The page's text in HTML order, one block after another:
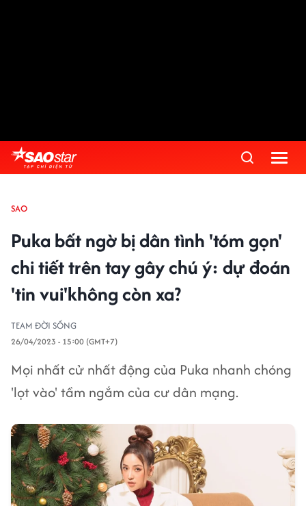
SAO
Puka bất ngờ bị dân tình 'tóm gọn'
chi tiết trên tay gây chú ý: dự đoán
'tin vui'không còn xa?
TEAM ĐỜI SỐNG
26/04/2023 - 15:00 (GMT+7)
Mọi nhất cử nhất động của Puka nhanh chóng
'lọt vào' tầm ngắm của cư dân mạng.